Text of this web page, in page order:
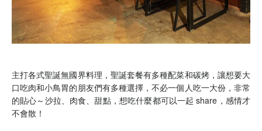
主打各式聖誕無國界料理，聖誕套餐有多種配菜和碳烤，讓想要大
口吃肉和小鳥胃的朋友們有多種選擇，不必一個人吃一大份，非常
的貼心～沙拉、肉食、甜點，想吃什麼都可以一起 share，感情才
不會散！